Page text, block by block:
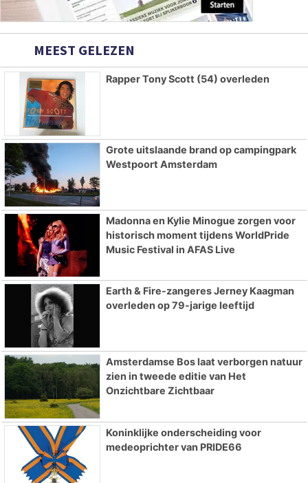
MEEST GELEZEN
Rapper Tony Scott (54) overleden
Grote uitslaande brand op campingpark
Westpoort Amsterdam
Madonna en Kylie Minogue zorgen voor
historisch moment tijdens WorldPride
Music Festival in AFAS Live
Earth & Fire-zangeres Jerney Kaagman
overleden op 79-jarige leeftijd
Amsterdamse Bos laat verborgen natuur
zien in tweede editie van Het
Onzichtbare Zichtbaar
Koninklijke onderscheiding voor
medeoprichter van PRIDE66